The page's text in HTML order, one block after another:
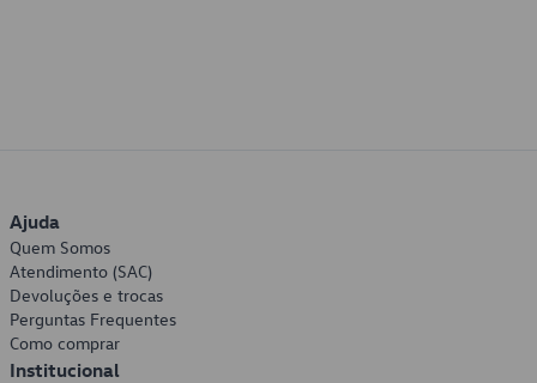
Ajuda
Quem Somos
Atendimento (SAC)
Devoluções e trocas
Perguntas Frequentes
Como comprar
Institucional